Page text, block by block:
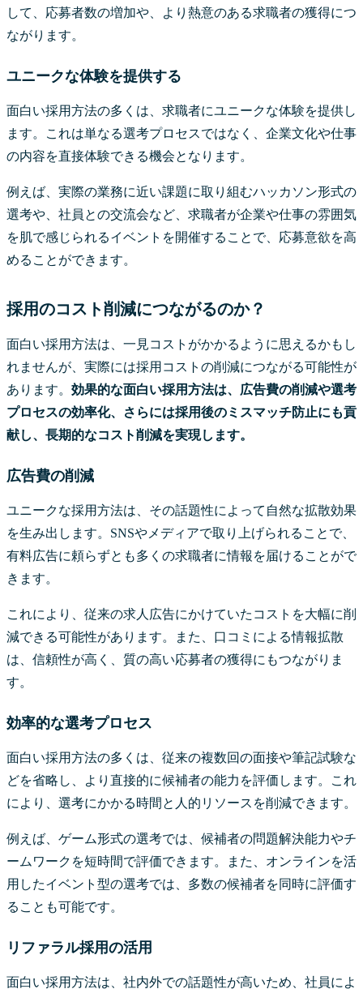
して、応募者数の増加や、より熱意のある求職者の獲得につ
ながります。
ユニークな体験を提供する
面白い採用方法の多くは、求職者にユニークな体験を提供し
ます。これは単なる選考プロセスではなく、企業文化や仕事
の内容を直接体験できる機会となります。
例えば、実際の業務に近い課題に取り組むハッカソン形式の
選考や、社員との交流会など、求職者が企業や仕事の雰囲気
を肌で感じられるイベントを開催することで、応募意欲を高
めることができます。
採用のコスト削減につながるのか？
面白い採用方法は、一見コストがかかるように思えるかもし
れませんが、実際には採用コストの削減につながる可能性が
あります。 効果的な面白い採用方法は、広告費の削減や選考
プロセスの効率化、さらには採用後のミスマッチ防止にも貢
献し、長期的なコスト削減を実現します。
広告費の削減
ユニークな採用方法は、その話題性によって自然な拡散効果
を生み出します。SNSやメディアで取り上げられることで、
有料広告に頼らずとも多くの求職者に情報を届けることがで
きます。
これにより、従来の求人広告にかけていたコストを大幅に削
減できる可能性があります。また、口コミによる情報拡散
は、信頼性が高く、質の高い応募者の獲得にもつながりま
す。
効率的な選考プロセス
面白い採用方法の多くは、従来の複数回の面接や筆記試験な
どを省略し、より直接的に候補者の能力を評価します。これ
により、選考にかかる時間と人的リソースを削減できます。
例えば、ゲーム形式の選考では、候補者の問題解決能力やチ
ームワークを短時間で評価できます。また、オンラインを活
用したイベント型の選考では、多数の候補者を同時に評価す
ることも可能です。
リファラル採用の活用
面白い採用方法は、社内外での話題性が高いため、社員によ